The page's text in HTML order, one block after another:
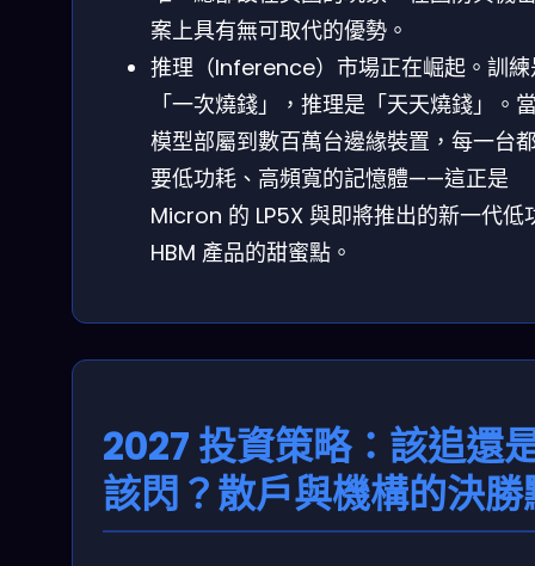
案上具有無可取代的優勢。
推理（Inference）市場正在崛起。訓練
「一次燒錢」，推理是「天天燒錢」。
模型部屬到數百萬台邊緣裝置，每一台
要低功耗、高頻寬的記憶體——這正是
Micron 的 LP5X 與即將推出的新一代低
HBM 產品的甜蜜點。
2027 投資策略：該追還
該閃？散戶與機構的決勝